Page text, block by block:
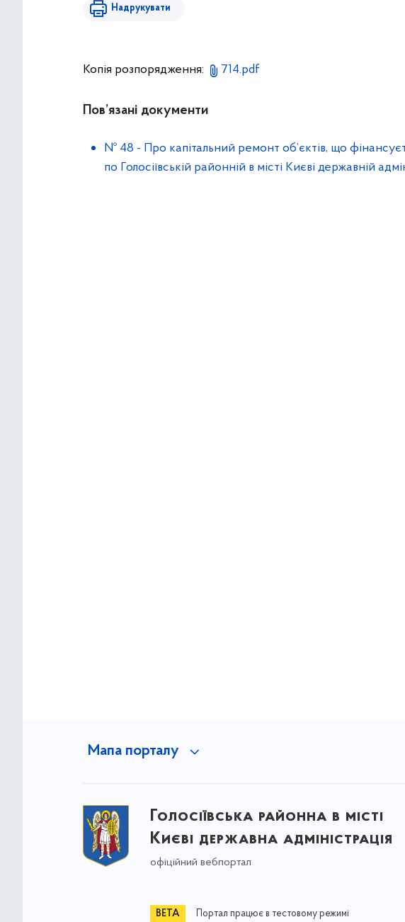
Надрукувати
Копія розпорядження: 714.pdf
Пов’язані документи
№ 48 - Про капітальний ремонт об’єктів, що
по Голосіївській районній в місті Києві державній
Мапа порталу
Голосіївська районна в місті
Києві державна адміністрація
офіційний вебпортал
Портал працює в тестовому режимі